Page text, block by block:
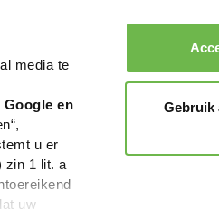
media te
en
u er
zin 1 lit. a
uw
Gebruik